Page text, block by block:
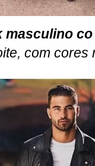
masculino
com cores